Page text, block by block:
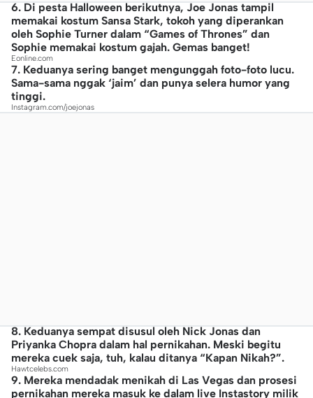
6. Di pesta Halloween berikutnya, Joe Jonas tampil
memakai kostum Sansa Stark, tokoh yang diperankan
oleh Sophie Turner dalam “Games of Thrones” dan
Sophie memakai kostum gajah. Gemas banget!
Eonline.com
7. Keduanya sering banget mengunggah foto-foto lucu.
Sama-sama nggak ‘jaim’ dan punya selera humor yang
tinggi.
Instagram.com/joejonas
8. Keduanya sempat disusul oleh Nick Jonas dan
Priyanka Chopra dalam hal pernikahan. Meski begitu
mereka cuek saja, tuh, kalau ditanya “Kapan Nikah?”.
Hawtcelebs.com
9. Mereka mendadak menikah di Las Vegas dan prosesi
pernikahan mereka masuk ke dalam live Instastory milik